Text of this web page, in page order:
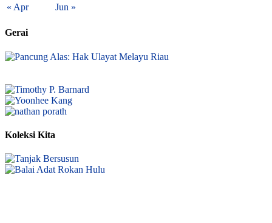
« Apr Jun »
Gerai
Koleksi Kita